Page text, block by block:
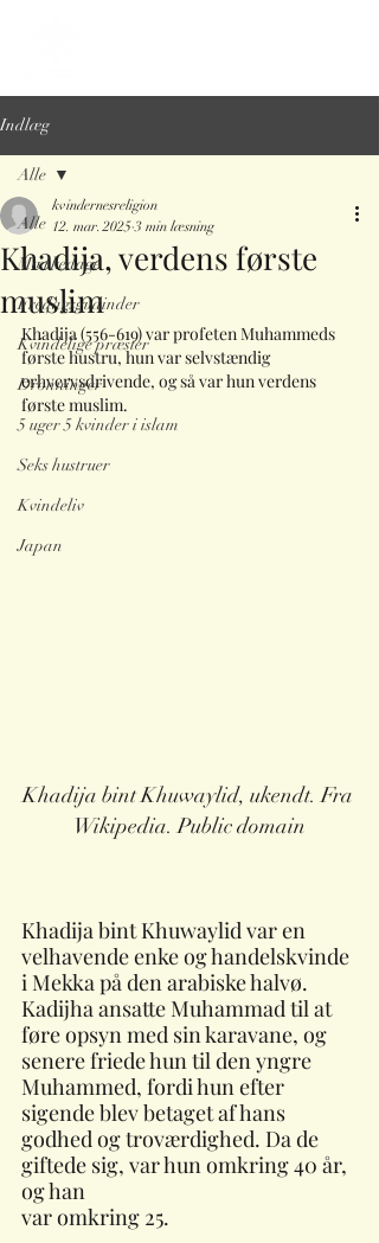
Indlæg
Alle
Mærkedage
Fredagsgudinder
Kvindelige præster
Dronninger
5 uger 5 kvinder i islam
Seks hustruer
Kvindeliv
Japan
Alle
Khadija, verdens første
muslim
kvindernesreligion
12. mar. 2025 3 min læsning
Khadija (556-619) var profeten Muhammeds
første hustru, hun var selvstændig
erhvervsdrivende, og så var hun verdens
første muslim.
Khadija bint Khuwaylid, ukendt. Fra
Wikipedia. Public domain
Khadija bint Khuwaylid var en
velhavende enke og handelskvinde
i Mekka på den arabiske halvø.
Kadijha ansatte Muhammad til at
føre opsyn med sin karavane, og
senere friede hun til den yngre
Muhammed, fordi hun efter
sigende blev betaget af hans
godhed og troværdighed. Da de
giftede sig, var hun omkring 40 år,
og han
var omkring 25.